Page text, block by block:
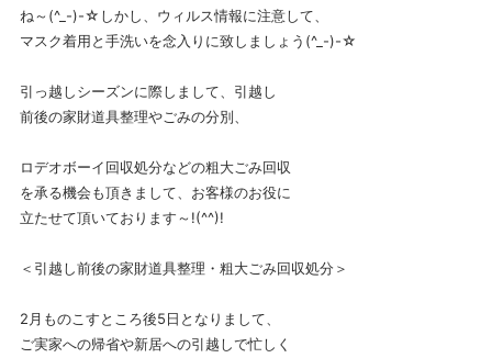
ね～(^_-)-☆しかし、ウィルス情報に注意して、
マスク着用と手洗いを念入りに致しましょう(^_-)-☆
引っ越しシーズンに際しまして、引越し
前後の家財道具整理やごみの分別、
ロデオボーイ回収処分などの粗大ごみ回収
を承る機会も頂きまして、お客様のお役に
立たせて頂いております～!(^^)!
＜引越し前後の家財道具整理・粗大ごみ回収処分＞
2月ものこすところ後5日となりまして、
ご実家への帰省や新居への引越しで忙しく